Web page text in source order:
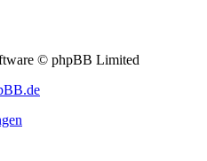
© phpBB Limited